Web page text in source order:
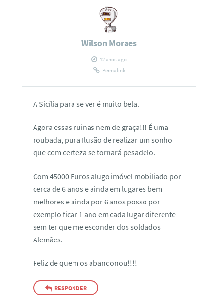
Wilson Moraes
12 anos ago
Permalink
A Sicília para se ver é muito bela.
Agora essas ruinas nem de graça!!! É uma
roubada, pura Ilusão de realizar um sonho
que com certeza se tornará pesadelo.
Com 45000 Euros alugo imóvel mobiliado por
cerca de 6 anos e ainda em lugares bem
melhores e ainda por 6 anos posso por
exemplo ficar 1 ano em cada lugar diferente
sem ter que me esconder dos soldados
Alemães.
Feliz de quem os abandonou!!!!
RESPONDER